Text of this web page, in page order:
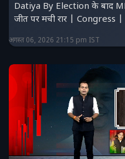
Datiya By Election के बाद
जीत पर मची रार | Congress |
अगस्त 06, 2026 21:15 pm IST